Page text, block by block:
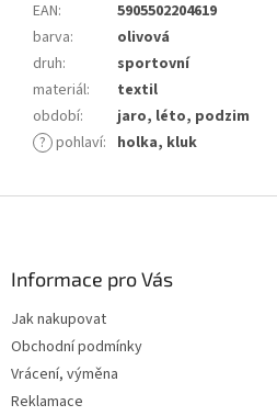
EAN:
5905502204619
barva:
olivová
druh:
sportovní
materiál:
textil
období:
jaro, léto, podzim
? pohlaví: holka, kluk
Informace pro Vás
Jak nakupovat
Obchodní podmínky
Vrácení, výměna
Reklamace